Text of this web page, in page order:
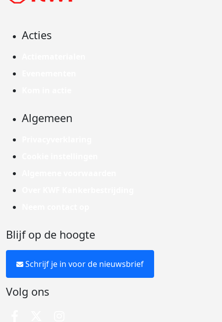
Acties
Algemeen
Blijf op de hoogte
Schrijf je in voor de nieuwsbrief
Volg ons